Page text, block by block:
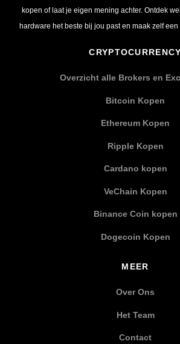
kopen of laat je eigen mening achter. Ontdek
hardware het beste bij jou past en maak zelf een
CRYPTOCURRENCY
Overzicht alle Brokers en
Bitcoin Kopen
Ethereum Kopen
Ripple Kopen
Cardano kopen
VeChain Kopen
Binance Coin kopen
Dogecoin Kopen
MEER
Over Ons
Het Team
Contact